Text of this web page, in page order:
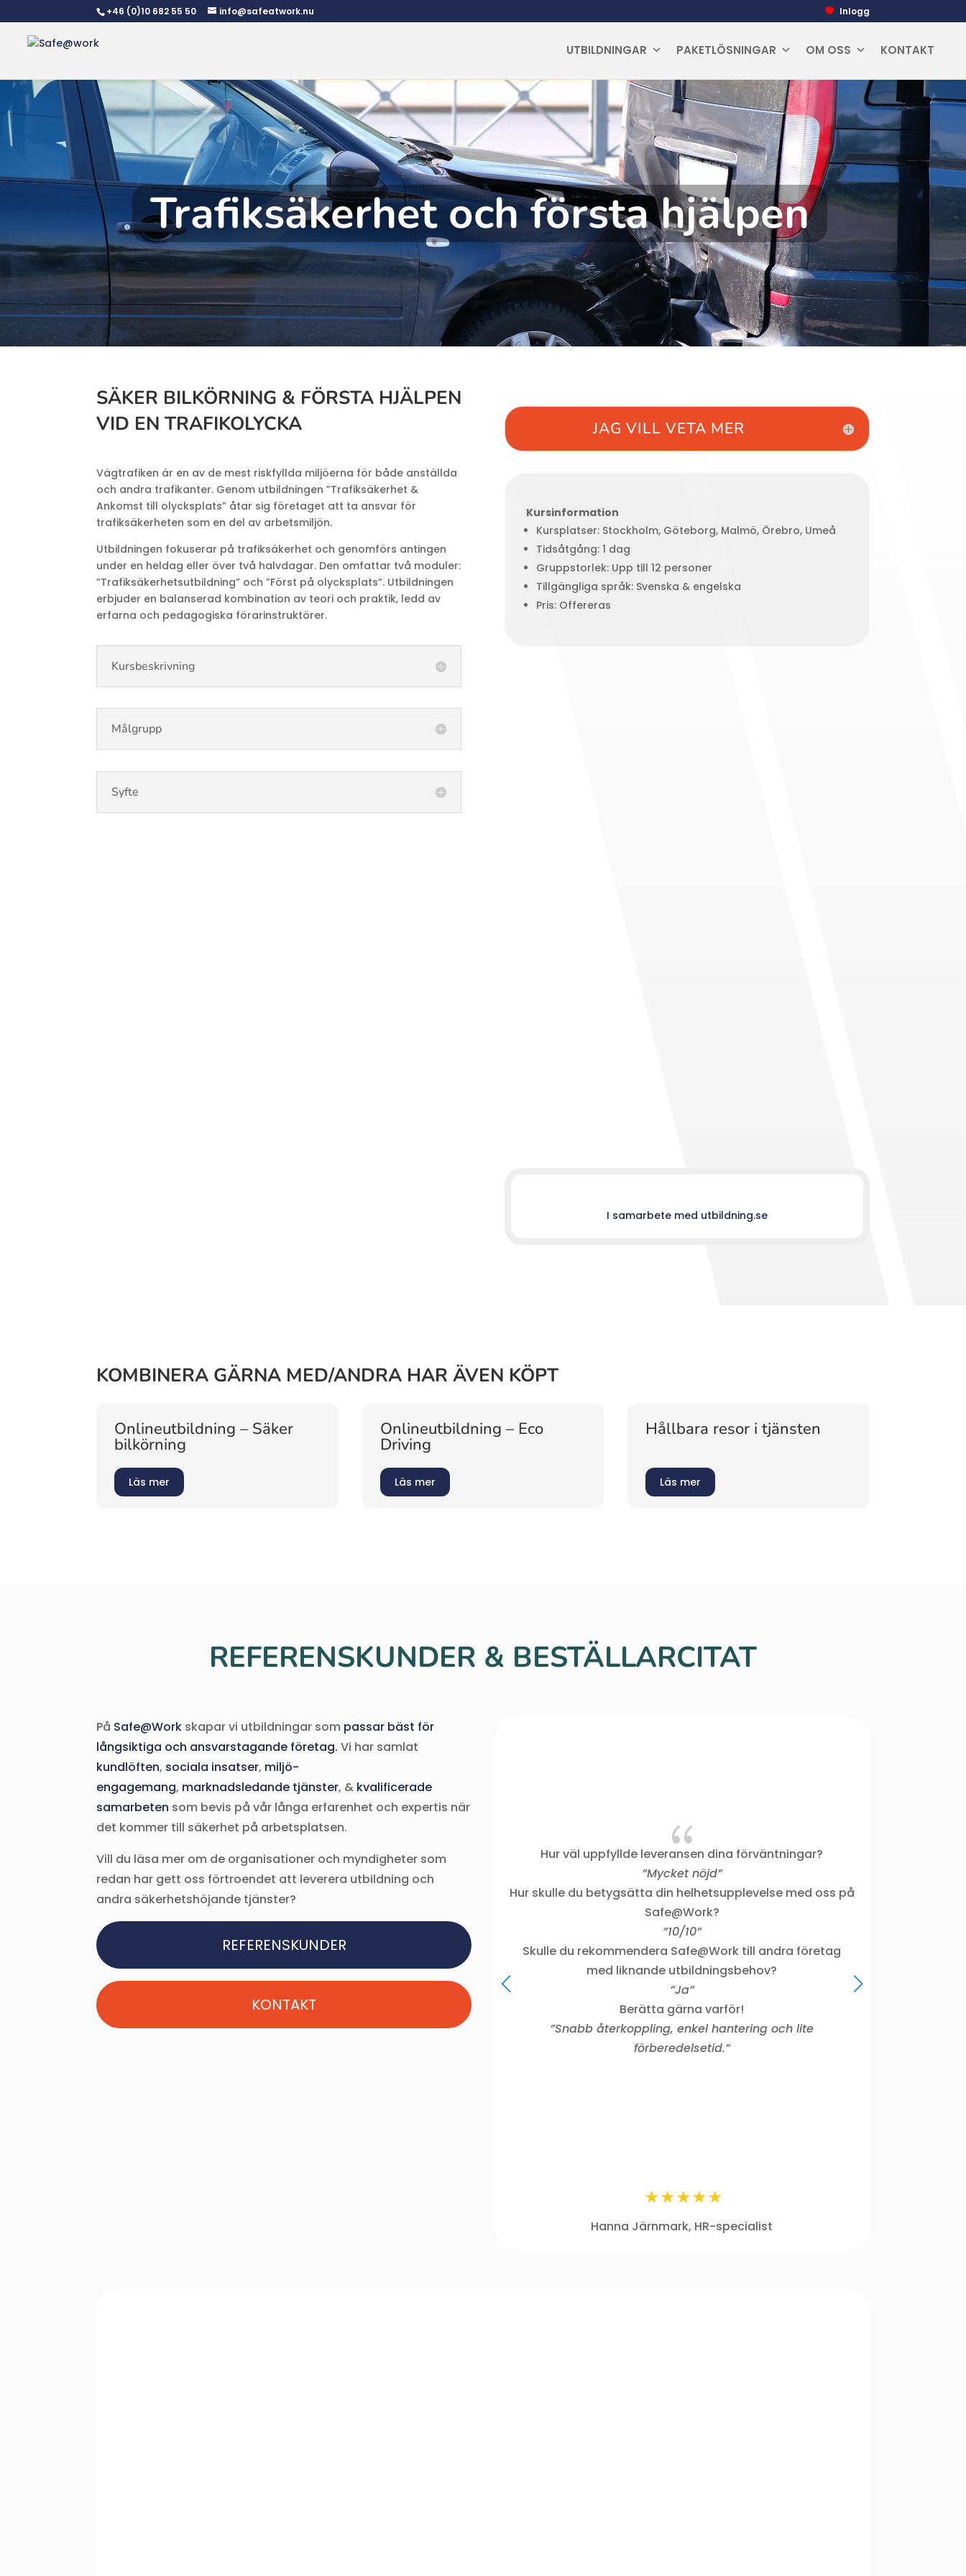
+46 (0)10 682 55 50 info@safeatwork.nu Inlogg
UTBILDNINGAR PAKETLÖSNINGAR OM OSS KONTAKT
Trafiksäkerhet och första hjälpen
SÄKER BILKÖRNING & FÖRSTA HJÄLPEN
VID EN TRAFIKOLYCKA
Vägtrafiken är en av de mest riskfyllda miljöerna för både anställda
och andra trafikanter. Genom utbildningen ”Trafiksäkerhet &
Ankomst till olycksplats” åtar sig företaget att ta ansvar för
trafiksäkerheten som en del av arbetsmiljön.
Utbildningen fokuserar på trafiksäkerhet och genomförs antingen
under en heldag eller över två halvdagar. Den omfattar två moduler:
”Trafiksäkerhetsutbildning” och ”Först på olycksplats”. Utbildningen
erbjuder en balanserad kombination av teori och praktik, ledd av
erfarna och pedagogiska förarinstruktörer.
Kursbeskrivning
Målgrupp
Syfte
JAG VILL VETA MER
Kursinformation
Kursplatser: Stockholm, Göteborg, Malmö, Örebro, Umeå
Tidsåtgång: 1 dag
Gruppstorlek: Upp till 12 personer
Tillgängliga språk: Svenska & engelska
Pris: Offereras
I samarbete med utbildning.se
KOMBINERA GÄRNA MED/ANDRA HAR ÄVEN KÖPT
Onlineutbildning – Säker
bilkörning
Läs mer
Onlineutbildning – Eco
Driving
Läs mer
Hållbara resor i tjänsten
Läs mer
REFERENSKUNDER & BESTÄLLARCITAT
På Safe@Work skapar vi utbildningar som passar bäst för
långsiktiga och ansvarstagande företag. Vi har samlat
kundlöften, sociala insatser, miljö-
engagemang, marknadsledande tjänster, & kvalificerade
samarbeten som bevis på vår långa erfarenhet och expertis när
det kommer till säkerhet på arbetsplatsen.
Vill du läsa mer om de organisationer och myndigheter som
redan har gett oss förtroendet att leverera utbildning och
andra säkerhetshöjande tjänster?
REFERENSKUNDER
KONTAKT
{
Hur väl uppfyllde leveransen dina förväntningar?
”Mycket nöjd”
Hur skulle du betygsätta din helhetsupplevelse med oss på
Safe@Work?
”10/10”
Skulle du rekommendera Safe@Work till andra företag
med liknande utbildningsbehov?
”Ja”
Berätta gärna varför!
”Snabb återkoppling, enkel hantering och lite
förberedelsetid.”
Hanna Järnmark, HR-specialist